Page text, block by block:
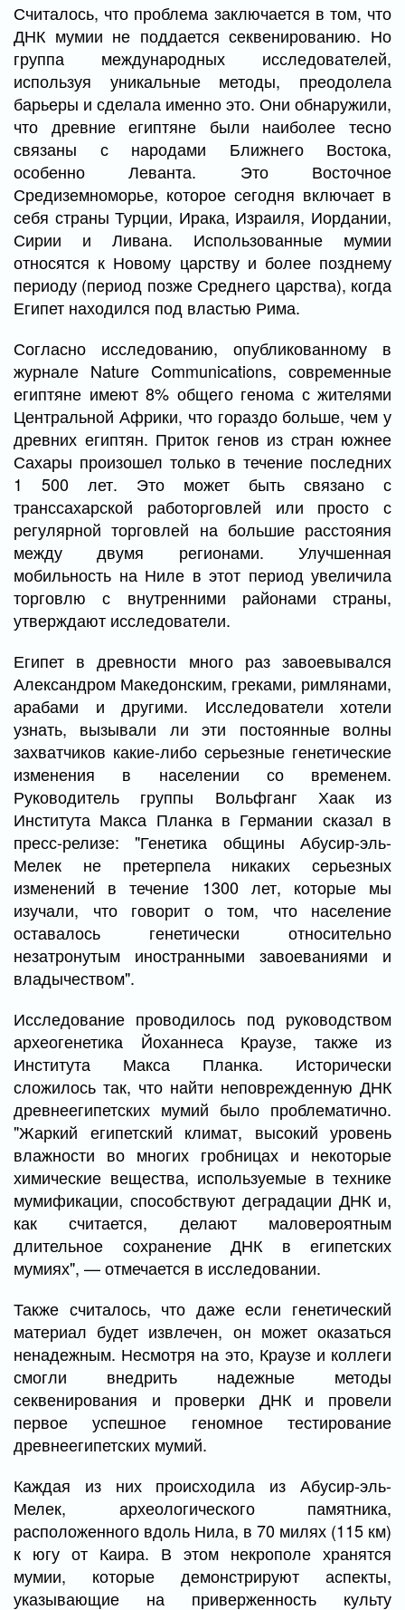
Считалось, что проблема заключается в том, что
ДНК мумии не поддается секвенированию. Но
группа международных исследователей,
используя уникальные методы, преодолела
барьеры и сделала именно это. Они обнаружили,
что древние египтяне были наиболее тесно
связаны с народами Ближнего Востока,
особенно Леванта. Это Восточное
Средиземноморье, которое сегодня включает в
себя страны Турции, Ирака, Израиля, Иордании,
Сирии и Ливана. Использованные мумии
относятся к Новому царству и более позднему
периоду (период позже Среднего царства), когда
Египет находился под властью Рима.
Согласно исследованию, опубликованному в
журнале Nature Communications, современные
египтяне имеют 8% общего генома с жителями
Центральной Африки, что гораздо больше, чем у
древних египтян. Приток генов из стран южнее
Сахары произошел только в течение последних
1 500 лет. Это может быть связано с
транссахарской работорговлей или просто с
регулярной торговлей на большие расстояния
между двумя регионами. Улучшенная
мобильность на Ниле в этот период увеличила
торговлю с внутренними районами страны,
утверждают исследователи.
Египет в древности много раз завоевывался
Александром Македонским, греками, римлянами,
арабами и другими. Исследователи хотели
узнать, вызывали ли эти постоянные волны
захватчиков какие-либо серьезные генетические
изменения в населении со временем.
Руководитель группы Вольфганг Хаак из
Института Макса Планка в Германии сказал в
пресс-релизе: "Генетика общины Абусир-эль-
Мелек не претерпела никаких серьезных
изменений в течение 1300 лет, которые мы
изучали, что говорит о том, что население
оставалось генетически относительно
незатронутым иностранными завоеваниями и
владычеством".
Исследование проводилось под руководством
археогенетика Йоханнеса Краузе, также из
Института Макса Планка. Исторически
сложилось так, что найти неповрежденную ДНК
древнеегипетских мумий было проблематично.
"Жаркий египетский климат, высокий уровень
влажности во многих гробницах и некоторые
химические вещества, используемые в технике
мумификации, способствуют деградации ДНК и,
как считается, делают маловероятным
длительное сохранение ДНК в египетских
мумиях", — отмечается в исследовании.
Также считалось, что даже если генетический
материал будет извлечен, он может оказаться
ненадежным. Несмотря на это, Краузе и коллеги
смогли внедрить надежные методы
секвенирования и проверки ДНК и провели
первое успешное геномное тестирование
древнеегипетских мумий.
Каждая из них происходила из Абусир-эль-
Мелек, археологического памятника,
расположенного вдоль Нила, в 70 милях (115 км)
к югу от Каира. В этом некрополе хранятся
мумии, которые демонстрируют аспекты,
указывающие на приверженность культу